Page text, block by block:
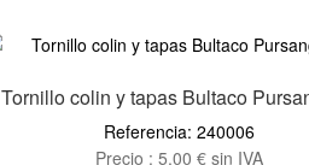
Tornillo colin y tapas Bultaco
Referencia: 240006
Precio : 5,00 €sin IVA